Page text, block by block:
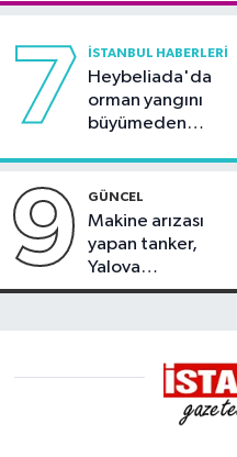
7 İSTANBUL HABERLERI
Heybeliada'da
orman yangını
büyümeden
9 GÜNCEL
Makine arızası
yapan tanker,
Yalova
Demirleme